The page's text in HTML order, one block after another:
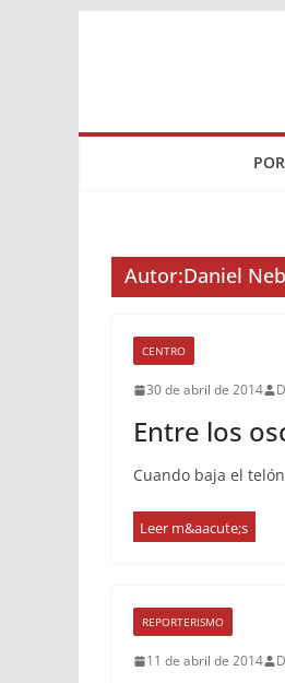
Autor:Daniel
CENTRO
30 de abril de 2014
Entre los
Cuando baja el
REPORTERISMO
11 de abril de 2014